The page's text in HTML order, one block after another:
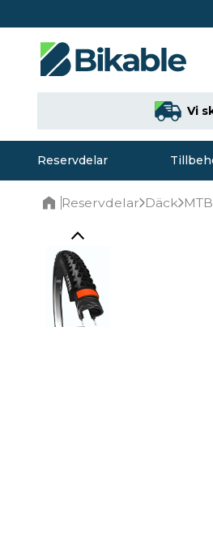
Vi
Reservdelar
Reservdelar Däck